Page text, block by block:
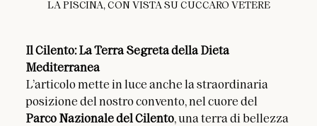
LA PISCINA, CON VISTA SU CUCCARO VETERE
Il Cilento: La Terra Segreta della Dieta
Mediterranea
L’articolo mette in luce anche la straordinaria
posizione del nostro convento, nel cuore del
Parco Nazionale del Cilento, una terra di bellezza